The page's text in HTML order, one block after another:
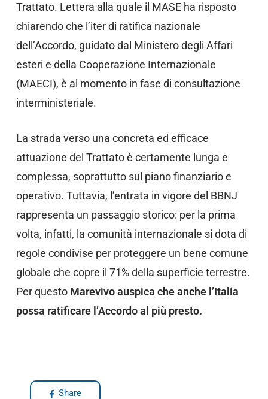
Trattato. Lettera alla quale il MASE ha risposto
chiarendo che l’iter di ratifica nazionale
dell’Accordo, guidato dal Ministero degli Affari
esteri e della Cooperazione Internazionale
(MAECI), è al momento in fase di consultazione
interministeriale.
La strada verso una concreta ed efficace
attuazione del Trattato è certamente lunga e
complessa, soprattutto sul piano finanziario e
operativo. Tuttavia, l’entrata in vigore del BBNJ
rappresenta un passaggio storico: per la prima
volta, infatti, la comunità internazionale si dota di
regole condivise per proteggere un bene comune
globale che copre il 71% della superficie terrestre.
Per questo Marevivo auspica che anche l’Italia
possa ratificare l’Accordo al più presto.
Share